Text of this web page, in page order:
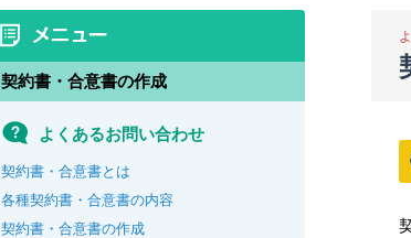
契約書・合意書の作成
よくあるお問い合わせ
契約書・合意書とは
各種契約書・合意書の内容
契約書・合意書の作成